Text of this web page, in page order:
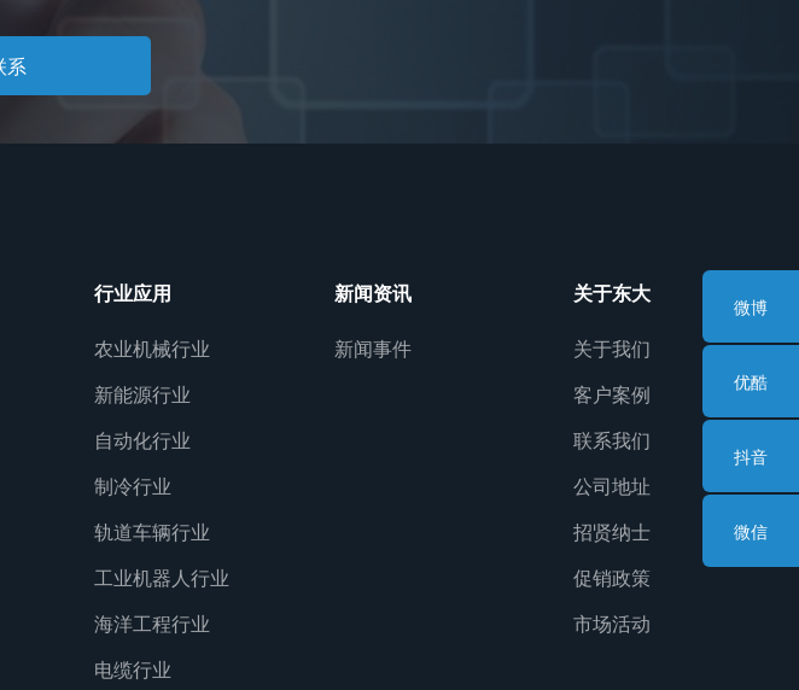
系
微博
优酷
抖音
微信
行业应用
农业机械行业
新能源行业
自动化行业
制冷行业
轨道车辆行业
工业机器人行业
海洋工程行业
电缆行业
新闻资讯
新闻事件
关于东大
关于我们
客户案例
联系我们
公司地址
招贤纳士
促销政策
市场活动